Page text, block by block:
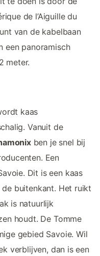
de l’Aiguille du
van de kabelbaan
een panoramisch
meter.
kaas
Vanuit de
ben je snel bij
Een
Dit is een kaas
buitenkant. Het ruikt
is natuurlijk
houdt. De Tomme
gebied Savoie. Wil
verblijven, dan is een